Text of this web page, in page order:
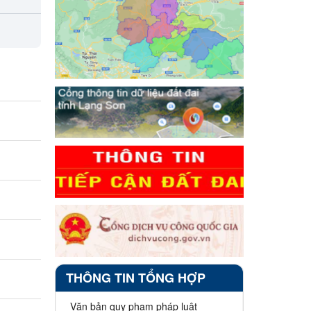
THÔNG TIN TỔNG HỢP
Văn bản quy phạm pháp luật